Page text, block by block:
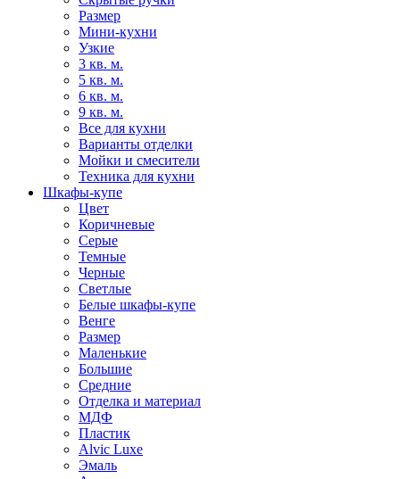
Размер
Мини-кухни
Узкие
3 кв. м.
5 кв. м.
6 кв. м.
9 кв. м.
Все для кухни
Варианты отделки
Мойки и смесители
Техника для кухни
Шкафы-купе
Цвет
Коричневые
Серые
Темные
Черные
Светлые
Белые шкафы-купе
Венге
Размер
Маленькие
Большие
Средние
Отделка и материал
МДФ
Пластик
Alvic Luxe
Эмаль